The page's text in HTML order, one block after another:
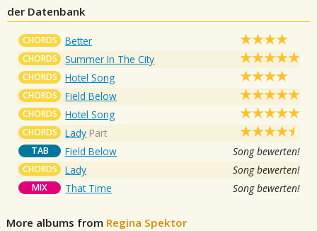
der Datenbank
CHORDS Better
CHORDS Summer In The City
CHORDS Hotel Song
CHORDS Field Below
CHORDS Hotel Song
CHORDS Lady Part
TAB Field Below Song bewerten!
CHORDS Lady Song bewerten!
MIX That Time Song bewerten!
More albums from Regina Spektor